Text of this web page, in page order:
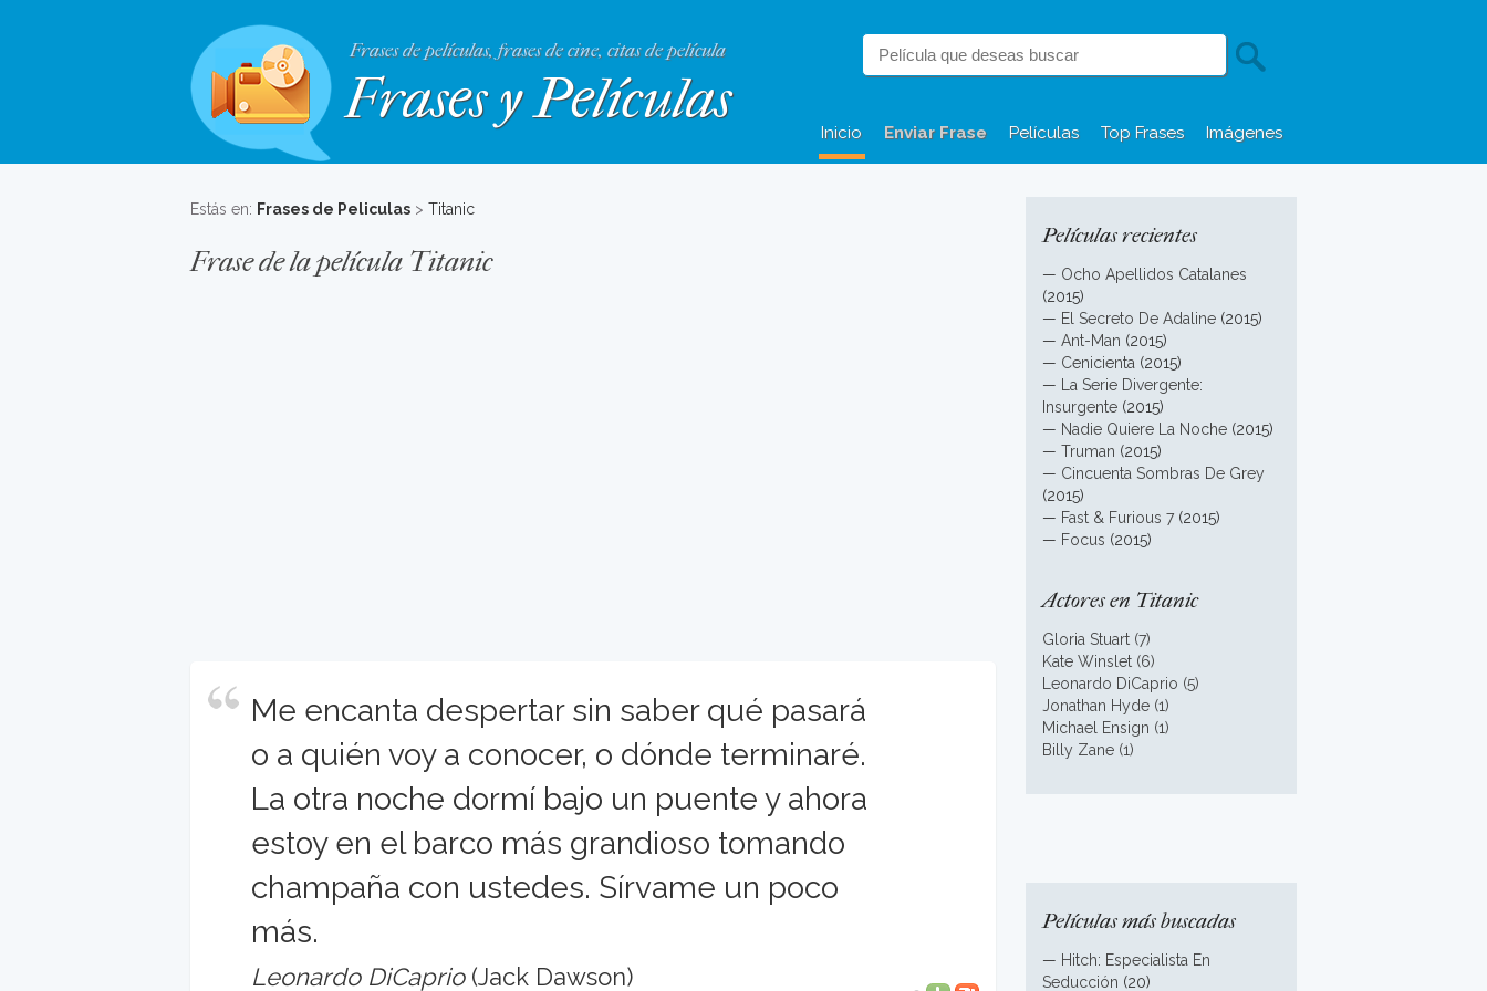
Frases de películas, frases de cine, citas de película
Frases y Películas
Inicio Enviar Frase Películas Top Frases Imágenes
Estás en: Frases de Peliculas > Titanic
Frase de la película Titanic
Me encanta despertar sin saber qué pasará
o a quién voy a conocer, o dónde terminaré.
La otra noche dormí bajo un puente y ahora
estoy en el barco más grandioso tomando
champaña con ustedes. Sírvame un poco
más.
Leonardo DiCaprio(Jack Dawson)
Películas recientes
— Ocho Apellidos Catalanes
(2015)
— El Secreto De Adaline (2015)
— Ant-Man (2015)
— Cenicienta (2015)
—
La Serie Divergente:
Insurgente (2015)
— Nadie Quiere La Noche (2015)
— Truman (2015)
— Cincuenta Sombras De Grey
(2015)
— Fast & Furious 7 (2015)
— Focus (2015)
Actores en Titanic
Gloria Stuart (7)
Kate Winslet (6)
Leonardo DiCaprio (5)
Jonathan Hyde (1)
Michael Ensign (1)
Billy Zane (1)
Películas más buscadas
— Hitch: Especialista En
Seducción (20)